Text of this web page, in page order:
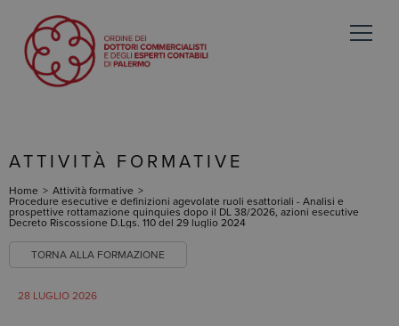
ATTIVITÀ FORMATIVE
Home > Attività formative >
Procedure esecutive e definizioni agevolate ruoli esattoriali - Analisi e
prospettive rottamazione quinquies dopo il DL 38/2026, azioni esecutive
Decreto Riscossione D.Lgs. 110 del 29 luglio 2024
TORNA ALLA FORMAZIONE
28 LUGLIO 2026